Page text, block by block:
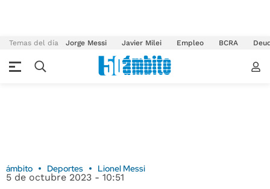
Temas del día Jorge Messi Javier Milei Empleo BCRA
ámbito Deportes Lionel Messi
5 de octubre 2023 - 10:51